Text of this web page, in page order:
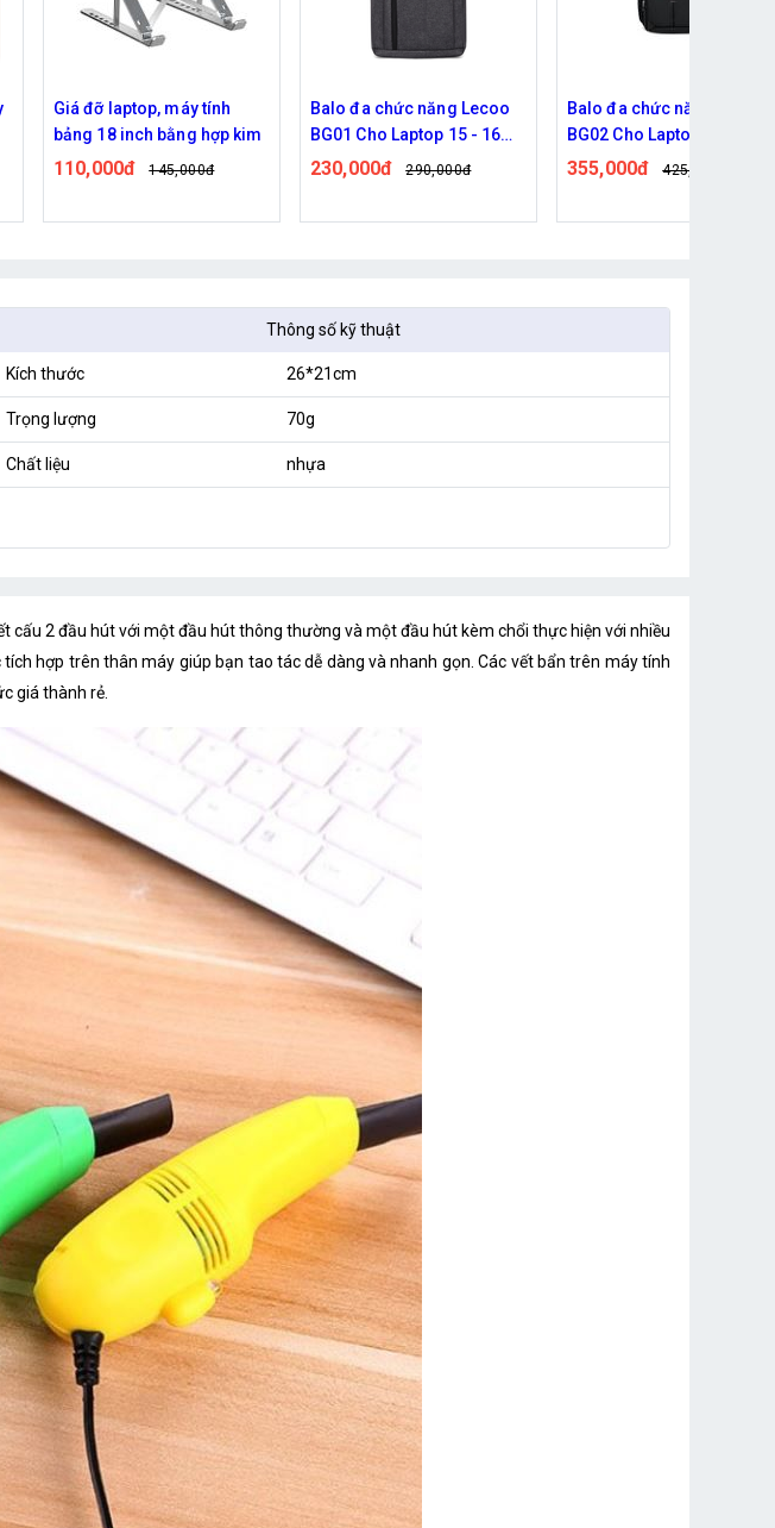
Balo đa chức năng Lecoo
BG01 Cho Laptop 15 - 16
Inch
230,000đ 290,000đ
Balo đa chức năng Lecoo
BG02 Cho Laptop 18 inch
355,000đ 425,000đ
Giá đỡ laptop Fashion
T3
275,000đ 346,000đ
Thông số kỹ thuật
Kích thước 26*21cm
Trọng lượng 70g
Chất liệu nhựa
cấu 2 đầu hút với một đầu hút thông thường và một đầu hút kèm chổi thực hiện với nhiều
hợp trên thân máy giúp bạn tao tác dễ dàng và nhanh gọn. Các vết bẩn trên máy tính
giá thành rẻ.